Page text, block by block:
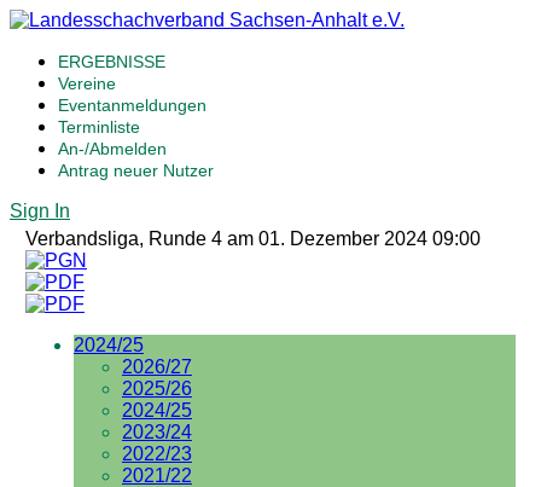
ERGEBNISSE
Vereine
Eventanmeldungen
Terminliste
An-/Abmelden
Antrag neuer Nutzer
Sign In
Verbandsliga, Runde 4 am 01. Dezember 2024 09:00
2024/25
2026/27
2025/26
2024/25
2023/24
2022/23
2021/22